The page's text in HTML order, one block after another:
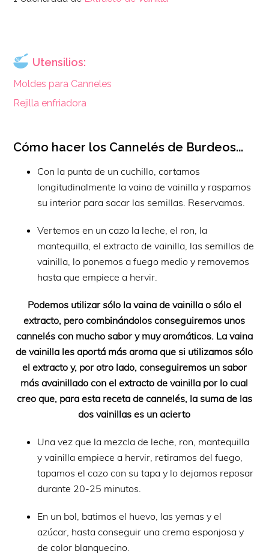
Utensilios:
Moldes para Canneles
Rejilla enfriadora
Cómo hacer los Cannelés de Burdeos...
Con la punta de un cuchillo, cortamos
longitudinalmente la vaina de vainilla y raspamos
su interior para sacar las semillas. Reservamos.
Vertemos en un cazo la leche, el ron, la
mantequilla, el extracto de vainilla, las semillas de
vainilla, lo ponemos a fuego medio y removemos
hasta que empiece a hervir.
Podemos utilizar sólo la vaina de vainilla o sólo el
extracto, pero combinándolos conseguiremos unos
cannelés con mucho sabor y muy aromáticos. La vaina
de vainilla les aportá más aroma que si utilizamos sólo
el extracto y, por otro lado, conseguiremos un sabor
más avainillado con el extracto de vainilla por lo cual
creo que, para esta receta de cannelés, la suma de las
dos vainillas es un acierto
Una vez que la mezcla de leche, ron, mantequilla
y vainilla empiece a hervir, retiramos del fuego,
tapamos el cazo con su tapa y lo dejamos reposar
durante 20-25 minutos.
En un bol, batimos el huevo, las yemas y el
azúcar, hasta conseguir una crema esponjosa y
de color blanquecino.